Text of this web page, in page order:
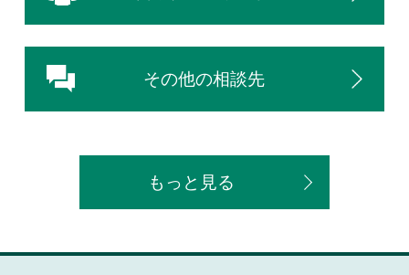
その他の相談先
もっと見る